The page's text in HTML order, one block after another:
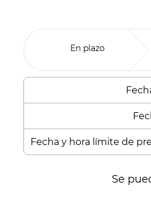
En plazo
Fecha y hora límite de
Se